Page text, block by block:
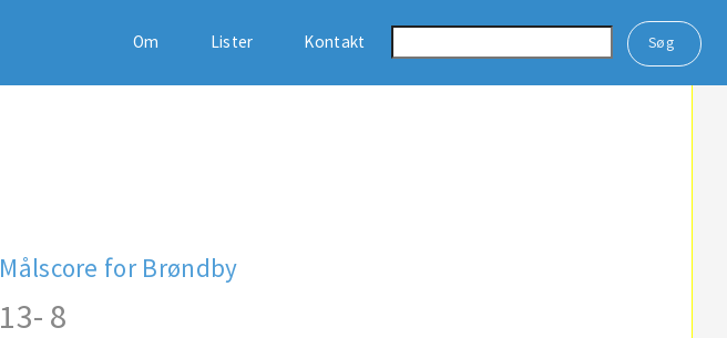
Om Lister Kontakt
Målscore for Brøndby
13- 8